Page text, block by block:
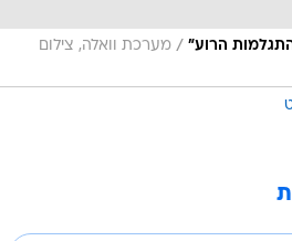
הרוע" / מערכת וואלה, צילום